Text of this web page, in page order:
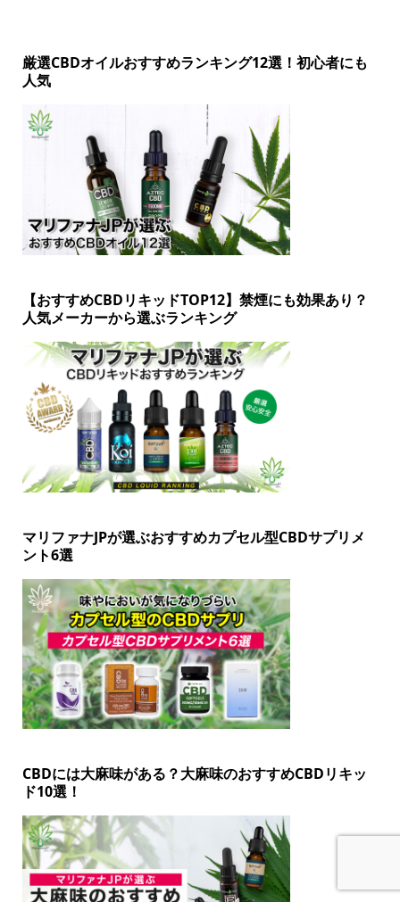
厳選CBDオイルおすすめランキング12選！初心者にも
人気
【おすすめCBDリキッドTOP12】禁煙にも効果あり？
人気メーカーから選ぶランキング
マリファナJPが選ぶおすすめカプセル型CBDサプリメ
ント6選
CBDには大麻味がある？大麻味のおすすめCBDリキッ
ド10選！